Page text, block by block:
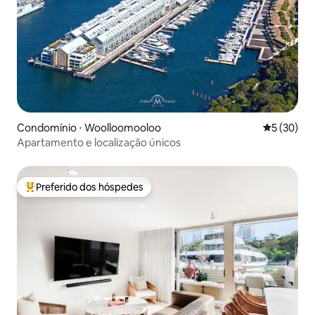
Condomínio ⋅ Woolloomooloo 5 de uma
5 (30)
Apartamento e localização únicos
Entre os melhores preferidos dos hóspedes
Preferido dos hóspedes